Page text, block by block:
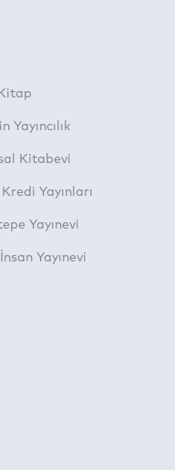
Yayıncılık
Kitabevi
Kredi Yayınları
Yayınevi
Yayınevi